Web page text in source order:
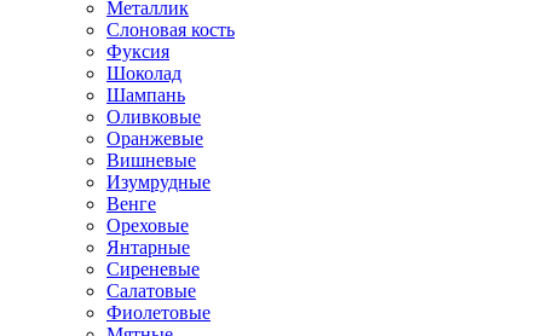
Металлик
Слоновая кость
Фуксия
Шоколад
Шампань
Оливковые
Оранжевые
Вишневые
Изумрудные
Венге
Ореховые
Янтарные
Сиреневые
Салатовые
Фиолетовые